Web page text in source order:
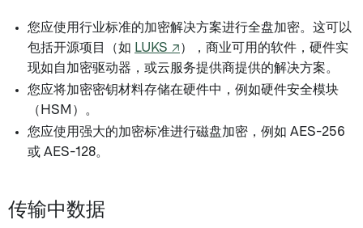
您应使用行业标准的加密解决方案进行全盘加密。这可以
包括开源项目（如 LUKS ↗），商业可用的软件，硬件实
现如自加密驱动器，或云服务提供商提供的解决方案。
您应将加密密钥材料存储在硬件中，例如硬件安全模块
（HSM）。
您应使用强大的加密标准进行磁盘加密，例如 AES-256
或 AES-128。
传输中数据